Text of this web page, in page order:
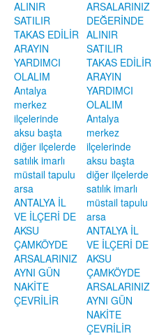
ALINIR
SATILIR
TAKAS EDİLİR
ARAYIN
YARDIMCI
OLALIM
Antalya
merkez
ilçelerinde
aksu başta
diğer ilçelerde
satılık imarlı
müstail tapulu
arsa
ANTALYA İL
VE İLÇERİ DE
AKSU
ÇAMKÖYDE
ARSALARINIZ
AYNI GÜN
NAKİTE
ÇEVRİLİR
ARSALARINIZ
DEĞERİNDE
ALINIR
SATILIR
TAKAS EDİLİR
ARAYIN
YARDIMCI
OLALIM
Antalya
merkez
ilçelerinde
aksu başta
diğer ilçelerde
satılık imarlı
müstail tapulu
arsa
ANTALYA İL
VE İLÇERİ DE
AKSU
ÇAMKÖYDE
ARSALARINIZ
AYNI GÜN
NAKİTE
ÇEVRİLİR